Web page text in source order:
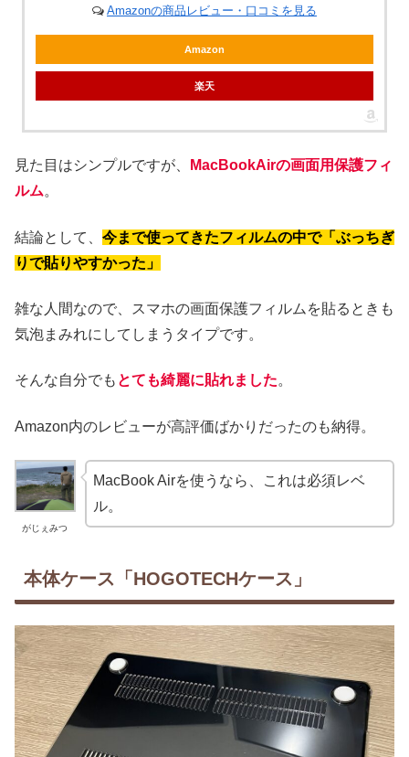
Amazonの商品レビュー・口コミを見る
Amazon
楽天
見た目はシンプルですが、
MacBookAirの画面用保護フィ
ルム。
結論として、 今まで使ってきたフィルムの中で「ぶっちぎ
りで貼りやすかった」
雑な人間なので、スマホの画面保護フィルムを貼るときも
気泡まみれにしてしまうタイプです。
そんな自分でも とても綺麗に貼れました。
Amazon内のレビューが高評価ばかりだったのも納得。
がじぇみつ
MacBook Airを使うなら、これは必須レベ
ル。
本体ケース「HOGOTECHケース」